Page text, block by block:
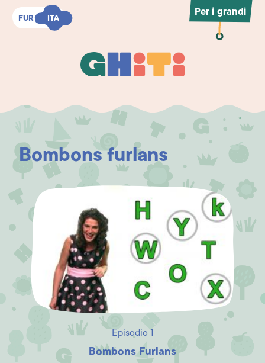
FUR ITA
FUR ITA
Ghiti
Per i grandi
Bombons furlans
Episodio 1
Bombons Furlans